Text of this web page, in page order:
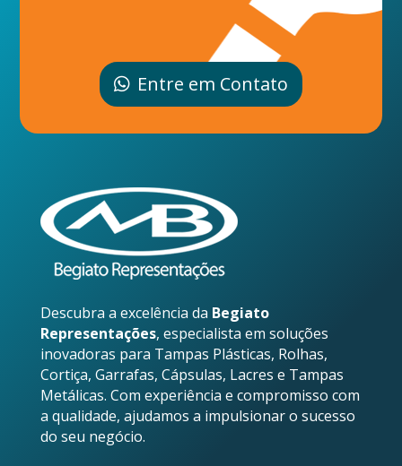
Entre em Contato
Descubra a excelência da Begiato
Representações, especialista em soluções
inovadoras para Tampas Plásticas, Rolhas,
Cortiça, Garrafas, Cápsulas, Lacres e Tampas
Metálicas. Com experiência e compromisso com
a qualidade, ajudamos a impulsionar o sucesso
do seu negócio.